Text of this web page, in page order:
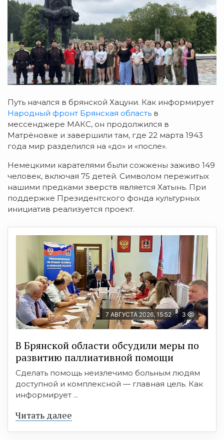
Путь начался в брянской Хацуни. Как информирует
Народный фронт Брянская область в
мессенджере МАКС, он продолжился в
Матрёновке и завершили там, где 22 марта 1943
года мир разделился на «до» и «после».
Немецкими карателями были сожжены заживо 149
человек, включая 75 детей. Символом пережитых
нашими предками зверств является Хатынь. При
поддержке Президентского фонда культурных
инициатив реализуется проект.
7 АВГУСТА 2026, 15:52 3
В Брянской области обсудили меры по
развитию паллиативной помощи
Сделать помощь неизлечимо больным людям
доступной и комплексной — главная цель. Как
информирует ...
Читать далее